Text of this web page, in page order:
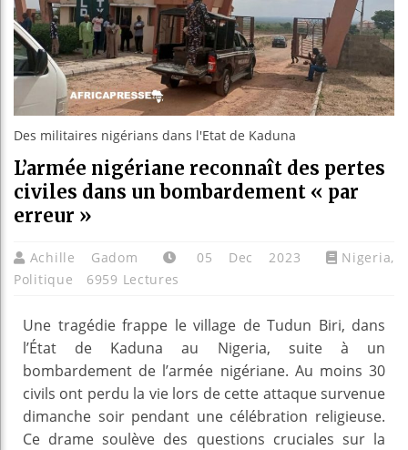
Bénin :
Des militaires nigérians dans l'Etat de Kaduna
L’armée nigériane reconnaît des pertes
civiles dans un bombardement « par
erreur »
Achille Gadom 05 Dec 2023 Nigeria,
Politique
6959 Lectures
Une tragédie frappe le village de Tudun Biri, dans
l’État de Kaduna au Nigeria, suite à un
bombardement de l’armée nigériane. Au moins 30
civils ont perdu la vie lors de cette attaque survenue
dimanche soir pendant une célébration religieuse.
Ce drame soulève des questions cruciales sur la